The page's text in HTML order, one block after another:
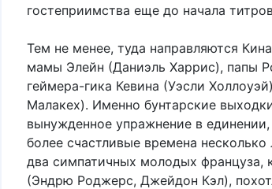
гостеприимства еще до начала
Тем не менее, туда направляются
мамы Элейн (Даниэль Харрис), папы
геймера-гика Кевина (Уэсли
Малакех). Именно бунтарские
вынужденное упражнение в
более счастливые времена
два симпатичных молодых француза,
(Эндрю Роджерс, Джейдон Кэл),